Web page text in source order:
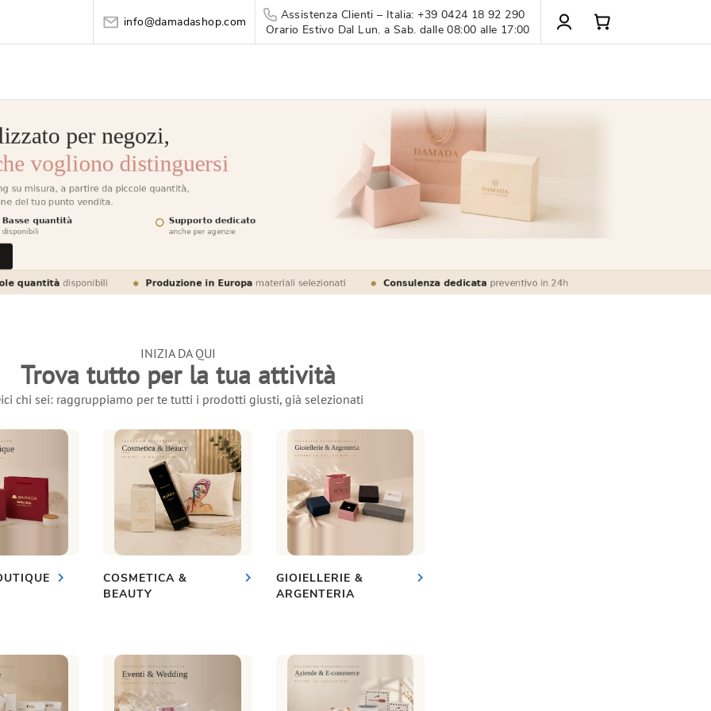
info@damadashop.com
Assistenza Clienti – Italia: +39 0424 18 92 290
Orario Estivo Dal Lun. a Sab. dalle 08:00 alle 17:00
INIZIA DA QUI
Trova tutto per la tua attività
chi sei: raggruppiamo per te tutti i prodotti giusti, già selezionati
COSMETICA &
BEAUTY
GIOIELLERIE &
ARGENTERIA